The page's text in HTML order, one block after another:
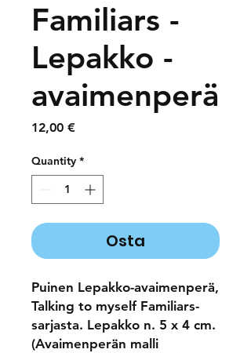
Familiars -
Lepakko -
avaimenperä
12,00 €Price
Quantity *
Osta
Puinen Lepakko-avaimenperä,
Talking to myself Familiars-
sarjasta. Lepakko n. 5 x 4 cm.
(Avaimenperän malli